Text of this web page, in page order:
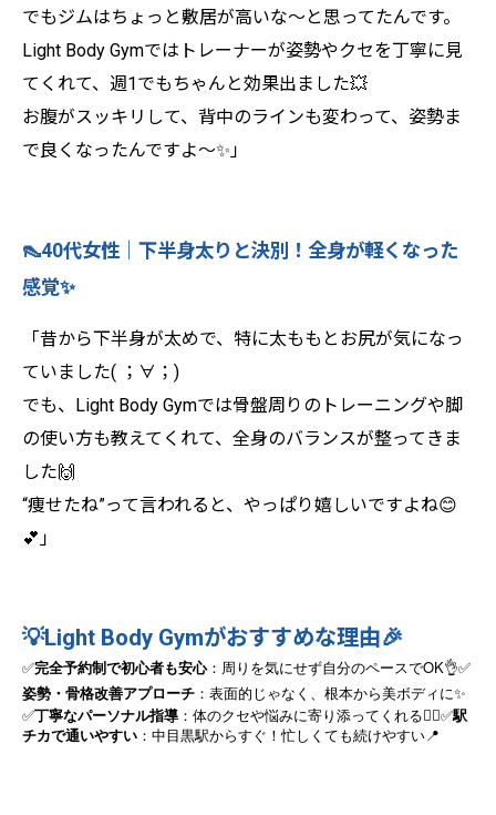
でもジムはちょっと敷居が高いな～と思ってたんです。
Light Body Gymではトレーナーが姿勢やクセを丁寧に見
てくれて、週1でもちゃんと効果出ました💥
お腹がスッキリして、背中のラインも変わって、姿勢ま
で良くなったんですよ～✨」
👠40代女性｜下半身太りと決別！全身が軽くなった
感覚✨
「昔から下半身が太めで、特に太ももとお尻が気になっ
ていました( ；∀；)
でも、Light Body Gymでは骨盤周りのトレーニングや脚
の使い方も教えてくれて、全身のバランスが整ってきま
した🙌
“痩せたね”って言われると、やっぱり嬉しいですよね😊
💕」
💡Light Body Gymがおすすめな理由🎉
✅完全予約制で初心者も安心：周りを気にせず自分のペースでOK👌✅
姿勢・骨格改善アプローチ ：表面的じゃなく、根本から美ボディに✨
✅丁寧なパーソナル指導 ：体のクセや悩みに寄り添ってくれる 🙆‍♀️✅駅
チカで通いやすい ：中目黒駅からすぐ！忙しくても続けやすい📍